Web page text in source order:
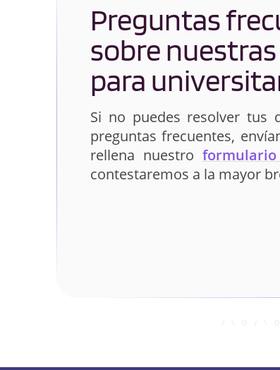
Preguntas
sobre
para
Si no puedes resolver tus
preguntas frecuentes,
rellena nuestro
contestaremos a la mayor